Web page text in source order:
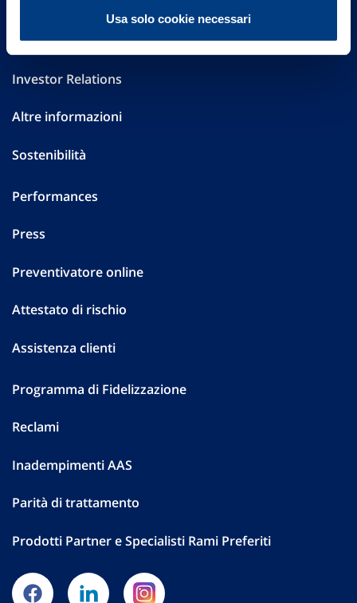
Usa solo cookie necessari
Governance
Investor Relations
Altre informazioni
Sostenibilità
Performances
Press
Preventivatore online
Attestato di rischio
Assistenza clienti
Programma di Fidelizzazione
Reclami
Inadempimenti AAS
Parità di trattamento
Prodotti Partner e Specialisti Rami Preferiti